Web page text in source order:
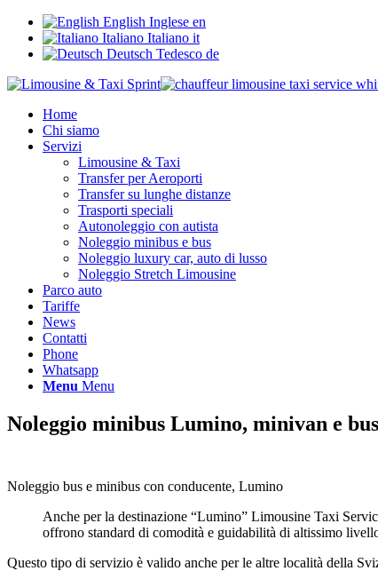
English Inglese en
Italiano Italiano it
Deutsch Tedesco de
Home
Chi siamo
Servizi
Limousine & Taxi
Transfer per Aeroporti
Transfer su lunghe distanze
Trasporti speciali
Autonoleggio con autista
Noleggio minibus e bus
Noleggio luxury car, auto di lusso
Noleggio Stretch Limousine
Parco auto
Tariffe
News
Contatti
Phone
Whatsapp
Menu Menu
Noleggio minibus Lumino, minivan e bus
Noleggio bus e minibus con conducente, Lumino
Anche per la destinazione “Lumino” Limousine Taxi
offrono standard di comodità e guidabilità di altissimo
Questo tipo di servizio è valido anche per le altre località della